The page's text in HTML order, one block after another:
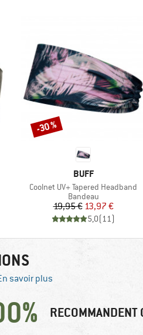
MARQUE
BUFF
Article
Coolnet UV+ Tapered Headband
Product group
Bandeau
Prix
19,95 €Prix réduit
13,97 €
5,0(11)
Remise
-30 %
savoir plus
RECOMMANDENT